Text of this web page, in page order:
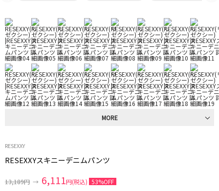
MORE
RESEXXY
RESEXXYスキニーデニムパンツ
13,189円 → 6,111円(税込) 53%OFF